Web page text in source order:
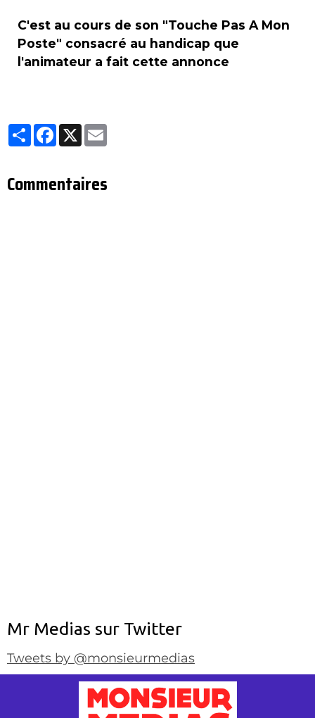
C'est au cours de son "Touche Pas A Mon
Poste" consacré au handicap que
l'animateur a fait cette annonce
Partager
Facebook
X
Commentaires
Mr Medias sur Twitter
Tweets by @monsieurmedias